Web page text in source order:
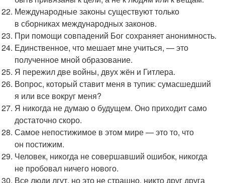
Международные законы существуют только
в сборниках международных законов.
При помощи совпадений Бог сохраняет анонимность.
Единственное, что мешает мне учиться, — это
полученное мной образование.
Я пережил две войны, двух жён и Гитлера.
Вопрос, который ставит меня в тупик: сумасшедший
я или все вокруг меня?
Я никогда не думаю о будущем. Оно приходит само
достаточно скоро.
Самое непостижимое в этом мире — это то, что
он постижим.
Человек, никогда не совершавший ошибок, никогда
не пробовал ничего нового.
Все люди лгут, но это не страшно, никто друг друга